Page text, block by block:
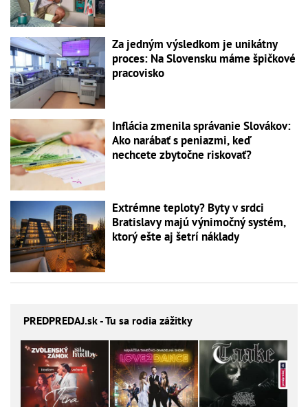
Za jedným výsledkom je unikátny
proces: Na Slovensku máme špičkové
pracovisko
Inflácia zmenila správanie Slovákov:
Ako narábať s peniazmi, keď
nechcete zbytočne riskovať?
Extrémne teploty? Byty v srdci
Bratislavy majú výnimočný systém,
ktorý ešte aj šetrí náklady
PREDPREDAJ.sk - Tu sa rodia zážitky